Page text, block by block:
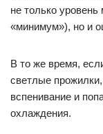
не только
«минимум»), но и
В то же время,
светлые
вспенивание и
охлаждения.